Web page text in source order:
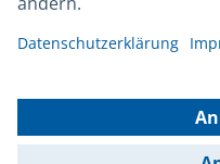
Leichte Sprache
Gebärdensprache
Kontakt